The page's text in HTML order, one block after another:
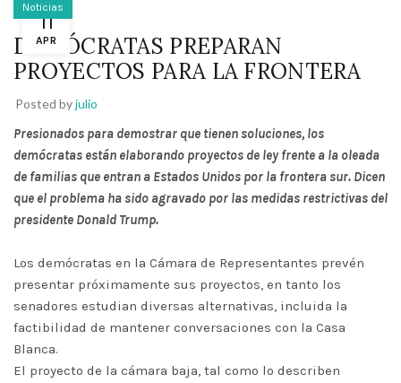
11
APR
Noticias
DEMÓCRATAS PREPARAN
PROYECTOS PARA LA FRONTERA
Posted byjulio
Presionados para demostrar que tienen soluciones, los
demócratas están elaborando proyectos de ley frente a la oleada
de familias que entran a Estados Unidos por la frontera sur. Dicen
que el problema ha sido agravado por las medidas restrictivas del
presidente Donald Trump.
Los demócratas en la Cámara de Representantes prevén
presentar próximamente sus proyectos, en tanto los
senadores estudian diversas alternativas, incluida la
factibilidad de mantener conversaciones con la Casa
Blanca.
El proyecto de la cámara baja, tal como lo describen